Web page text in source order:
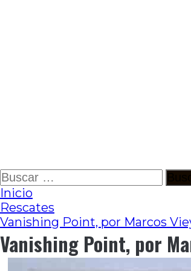
Ir
al
contenido
Buscar:
Inicio
Rescates
Vanishing Point, por Marcos
Vanishing Point, por